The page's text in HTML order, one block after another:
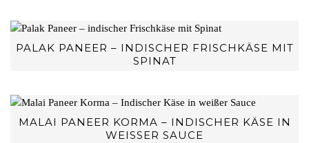
PALAK PANEER – INDISCHER FRISCHKÄSE MIT
SPINAT
MALAI PANEER KORMA – INDISCHER KÄSE IN
WEISSER SAUCE